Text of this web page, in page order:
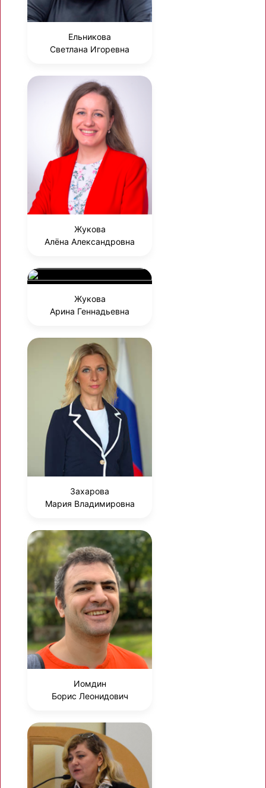
Ельникова
Светлана Игоревна
Жукова
Алёна Александровна
Жукова
Арина Геннадьевна
Захарова
Мария Владимировна
Иомдин
Борис Леонидович